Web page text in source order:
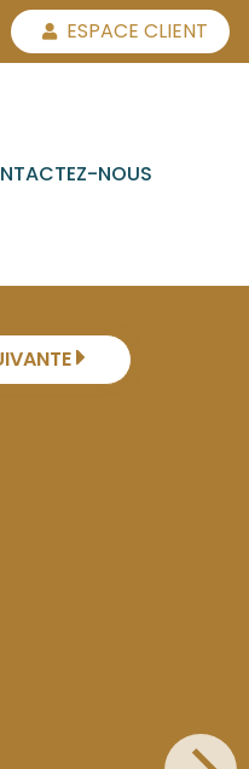
ESPACE CLIENT
NOUS